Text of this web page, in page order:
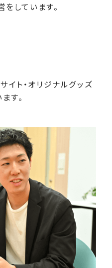
をしています。
ト・オリジナルグッズ
す。